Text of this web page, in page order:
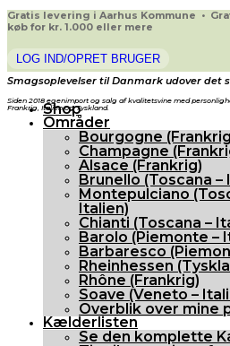
Gratis levering i Aarhus Kommune •
køb for kr. 1.000 eller mere
LOG IND/OPRET BRUGER
Smagsoplevelser til Danmark udover det
Siden 2018 egenimport og salg af kvalitetsvine med
Frankrig, Italien og Tyskland.
Shop
Områder
Bourgogne
Champagne
Alsace (Frankrig)
Brunello (Toscana –
Montepulciano
Italien)
Chianti (Toscana –
Barolo (Piemonte –
Barbaresco
Rheinhessen
Rhône (Frankrig)
Soave (Veneto –
Overblik over mine
Kælderlisten
Se den komplette